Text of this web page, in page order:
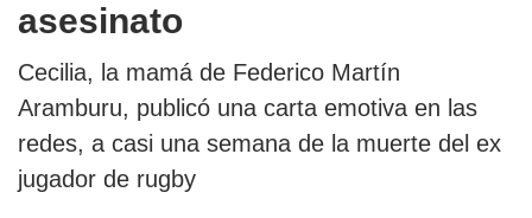
asesinato
Cecilia, la mamá de Federico Martín
Aramburu, publicó una carta emotiva en las
redes, a casi una semana de la muerte del ex
jugador de rugby